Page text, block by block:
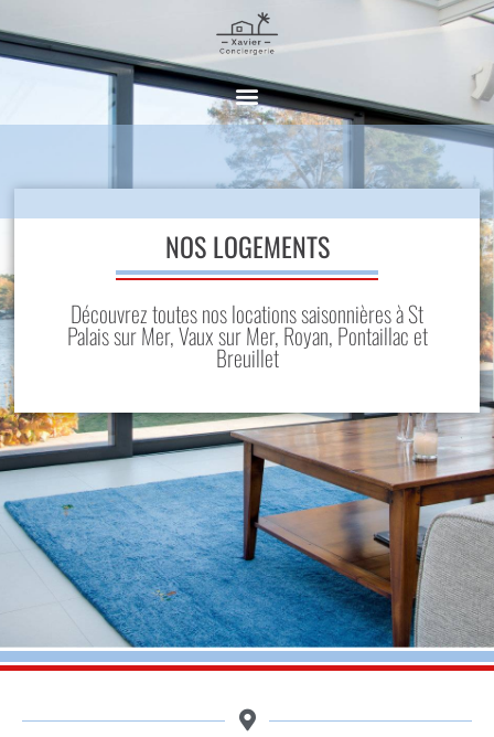
NOS LOGEMENTS
Découvrez toutes nos locations saisonnières à St
Palais sur Mer, Vaux sur Mer, Royan, Pontaillac et
Breuillet